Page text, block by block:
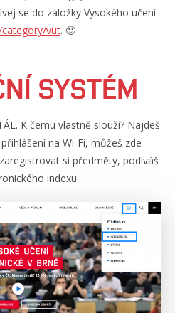
se do záložky Vysokého učení
category/vut. 🙂
SYSTÉM
K čemu vlastně slouží? Najdeš
na Wi-Fi, můžeš zde
si předměty, podíváš
indexu.